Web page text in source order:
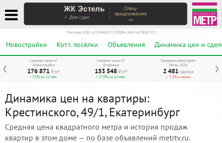
ЖК Эстель
✓ Дом сдан
Спец-
предложение
→
Реклама. ООО «СЗ ИНВЕСТСТРОЙ», ИНН 6678067973
Новостройки Котт. посёлки Объявления Динамика цен и
❮ ❯
Средняя цена м²
Новостройки
176 871 ₽/м²
↑ 7,5% за 12 мес.
Средняя цена м²
Вторичка
153 548 ₽/м²
↑ 17,9% за 12 мес.
Продажи новостроек
Июль 2026
2 481 сделок
↓ 5,3% к июню
Динамика цен на квартиры:
Крестинского, 49/1, Екатеринбург
Средняя цена квадратного метра и история продаж
квартир в этом доме — по базе объявлений metrtv.ru.